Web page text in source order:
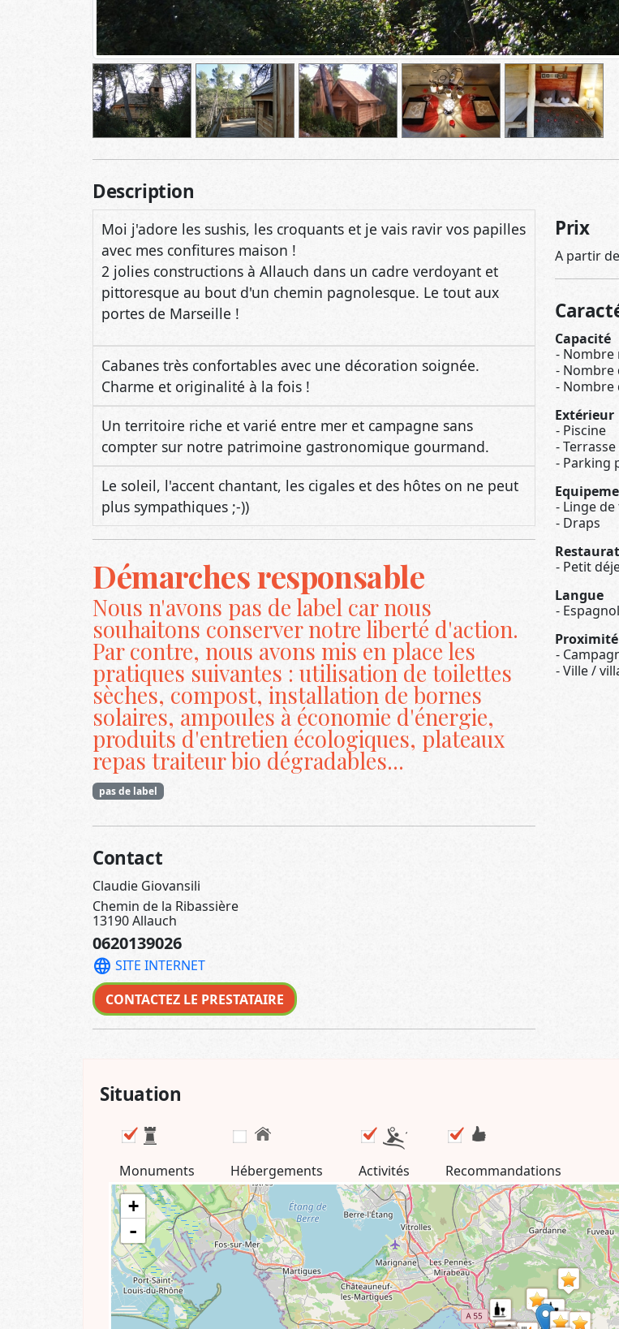
Description
Moi j'adore les sushis, les croquants et je vais ravir vos papilles
avec mes confitures maison !
2 jolies constructions à Allauch dans un cadre verdoyant et
pittoresque au bout d'un chemin pagnolesque. Le tout aux
portes de Marseille !
Cabanes très confortables avec une décoration soignée.
Charme et originalité à la fois !
Un territoire riche et varié entre mer et campagne sans
compter sur notre patrimoine gastronomique gourmand.
Le soleil, l'accent chantant, les cigales et des hôtes on ne peut
plus sympathiques ;-))
Démarches responsable
Nous n'avons pas de label car nous
souhaitons conserver notre liberté d'action.
Par contre, nous avons mis en place les
pratiques suivantes : utilisation de toilettes
sèches, compost, installation de bornes
solaires, ampoules à économie d'énergie,
produits d'entretien écologiques, plateaux
repas traiteur bio dégradables...
pas de label
Contact
Claudie Giovansili
Chemin de la Ribassière
13190 Allauch
0620139026
language SITE INTERNET
CONTACTEZ LE PRESTATAIRE
Prix
A partir
Capacité
Nombre
Nombre
Nombre
Extérieur
Piscine
Parking
Linge
Draps
Petit
Langue
Espagnol
Proximité
Ville /
Situation
Monuments Hébergements Activités Recommandations
+
-